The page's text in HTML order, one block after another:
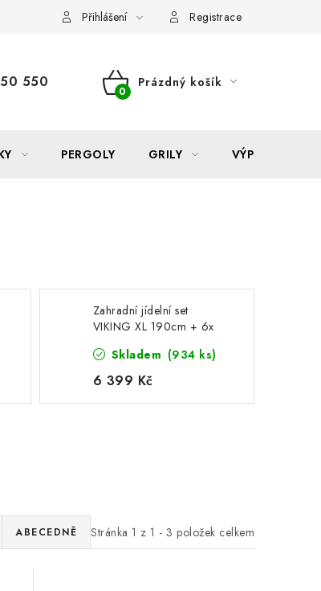
Formulář odstoupení od smlouvy
Přihlášení Registrace
550
NÁKUPNÍ
Prázdný košík
PERGOLY GRILY VÝPRODEJ
Zahradní jídelní set
VIKING XL 190cm + 6x
Skladem (934 ks)
6 399 Kč
Stránka 1 z 1 - 3 položek celkem
ABECEDNĚ